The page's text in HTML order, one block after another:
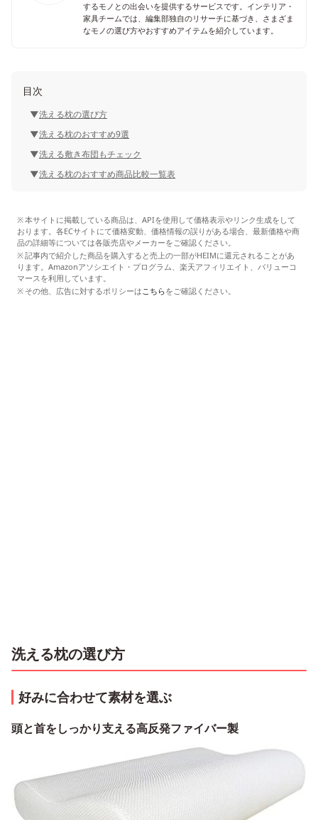
するモノとの出会いを提供するサービスです。インテリア・
家具チームでは、編集部独自のリサーチに基づき、さまざま
なモノの選び方やおすすめアイテムを紹介しています。
目次
洗える枕の選び方
洗える枕のおすすめ9選
洗える敷き布団もチェック
洗える枕のおすすめ商品比較一覧表
本サイトに掲載している商品は、APIを使用して価格表示やリンク生成をして
おります。各ECサイトにて価格変動、価格情報の誤りがある場合、最新価格や商
品の詳細等については各販売店やメーカーをご確認ください。
記事内で紹介した商品を購入すると売上の一部がHEIMに還元されることがあ
ります。Amazonアソシエイト・プログラム、楽天アフィリエイト、バリューコ
マースを利用しています。
その他、広告に対するポリシーはこちらをご確認ください。
洗える枕の選び方
好みに合わせて素材を選ぶ
頭と首をしっかり支える高反発ファイバー製